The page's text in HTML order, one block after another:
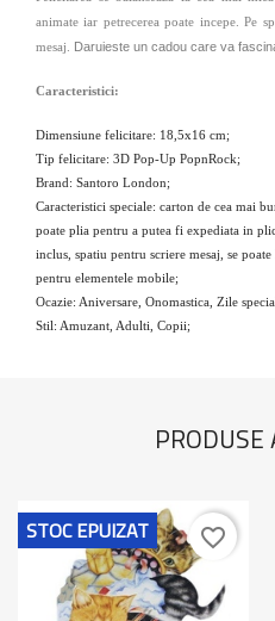
animate iar petrecerea poate incepe. Pe
mesaj. Daruieste un cadou care va
Caracteristici:
Dimensiune felicitare: 18,5x16 cm;
Tip felicitare: 3D Pop-Up PopnRock;
Brand: Santoro London;
Caracteristici speciale: carton de cea mai
poate plia pentru a putea fi expediata in
inclus, spatiu pentru scriere mesaj, se
pentru elementele mobile;
Ocazie: Aniversare, Onomastica, Zile
Stil: Amuzant, Adulti, Copii;
PRODUSE
STOC EPUIZAT favorite_border